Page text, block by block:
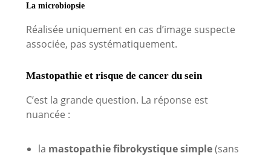
La microbiopsie
Réalisée uniquement en cas d’image suspecte
associée, pas systématiquement.
Mastopathie et risque de cancer du sein
C’est la grande question. La réponse est
nuancée :
la mastopathie fibrokystique simple(sans